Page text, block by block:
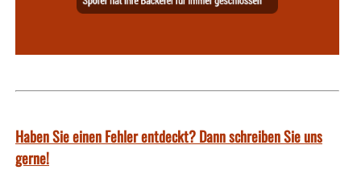
Haben Sie einen Fehler entdeckt? Dann schreiben Sie uns
gerne!